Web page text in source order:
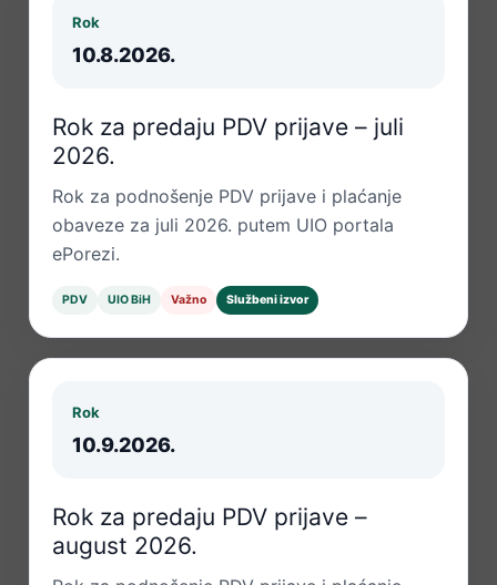
Rok
10.8.2026.
Rok za predaju PDV prijave – juli
2026.
Rok za podnošenje PDV prijave i plaćanje
obaveze za juli 2026. putem UIO portala
ePorezi.
PDV UIO BiH Važno Službeni izvor
Rok
10.9.2026.
Rok za predaju PDV prijave –
august 2026.